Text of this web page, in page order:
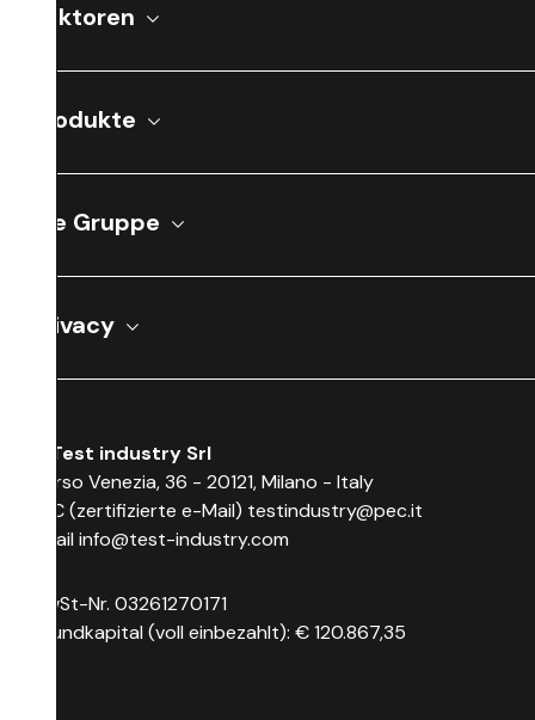
Sektoren
Produkte
Die Gruppe
Privacy
© Test industry Srl
Corso Venezia, 36 - 20121, Milano - Italy
PEC (zertifizierte e-Mail) testindustry@pec.it
Email info@test-industry.com
MwSt-Nr. 03261270171
Grundkapital (voll einbezahlt): € 120.867,35